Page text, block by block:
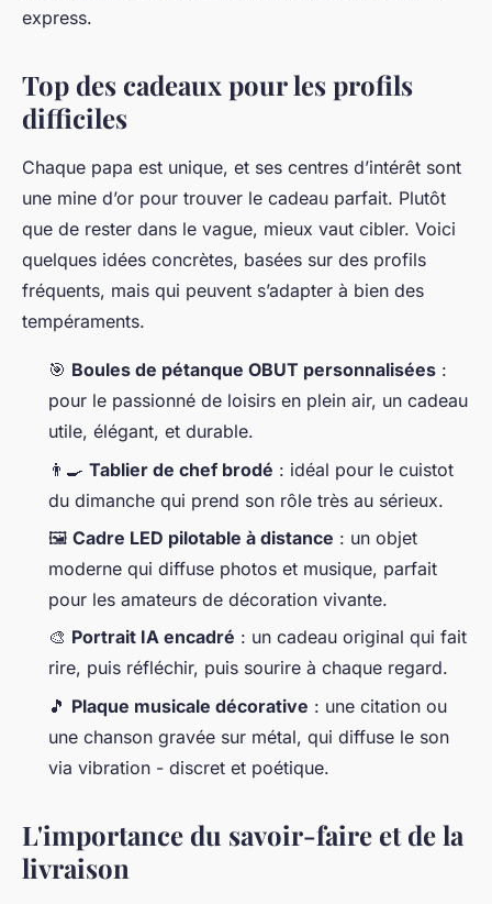
express.
Top des cadeaux pour les profils
difficiles
Chaque papa est unique, et ses centres d’intérêt sont
une mine d’or pour trouver le cadeau parfait. Plutôt
que de rester dans le vague, mieux vaut cibler. Voici
quelques idées concrètes, basées sur des profils
fréquents, mais qui peuvent s’adapter à bien des
tempéraments.
🎯 Boules de pétanque OBUT personnalisées :
pour le passionné de loisirs en plein air, un cadeau
utile, élégant, et durable.
👨‍🍳 Tablier de chef brodé : idéal pour le cuistot
du dimanche qui prend son rôle très au sérieux.
🖼️ Cadre LED pilotable à distance : un objet
moderne qui diffuse photos et musique, parfait
pour les amateurs de décoration vivante.
🎨 Portrait IA encadré : un cadeau original qui fait
rire, puis réfléchir, puis sourire à chaque regard.
🎵 Plaque musicale décorative : une citation ou
une chanson gravée sur métal, qui diffuse le son
via vibration - discret et poétique.
L'importance du savoir-faire et de la
livraison